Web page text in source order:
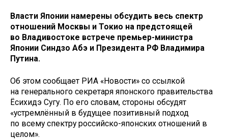
Власти Японии намерены обсудить весь спектр
отношений Москвы и Токио на предстоящей
во Владивостоке встрече премьер-министра
Японии Синдзо Абэ и Президента РФ Владимира
Путина.
Об этом сообщает РИА «Новости» со ссылкой
на генерального секретаря японского правительства
Ёсихидэ Сугу. По его словам, стороны обсудят
«устремлённый в будущее позитивный подход
по всему спектру российско-японских отношений в
целом».